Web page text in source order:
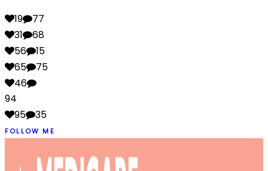
19
77
31
68
56
15
65
75
46
94
95
35
FOLLOW ME